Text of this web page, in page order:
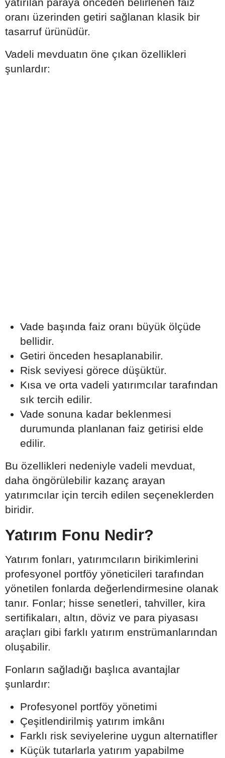
oranı üzerinden getiri sağlanan klasik bir
tasarruf ürünüdür.
Vadeli mevduatın öne çıkan özellikleri
şunlardır:
Vade başında faiz oranı büyük ölçüde
bellidir.
Getiri önceden hesaplanabilir.
Risk seviyesi görece düşüktür.
Kısa ve orta vadeli yatırımcılar tarafından
sık tercih edilir.
Vade sonuna kadar beklenmesi
durumunda planlanan faiz getirisi elde
edilir.
Bu özellikleri nedeniyle vadeli mevduat,
daha öngörülebilir kazanç arayan
yatırımcılar için tercih edilen seçeneklerden
biridir.
Yatırım Fonu Nedir?
Yatırım fonları, yatırımcıların birikimlerini
profesyonel portföy yöneticileri tarafından
yönetilen fonlarda değerlendirmesine olanak
tanır. Fonlar; hisse senetleri, tahviller, kira
sertifikaları, altın, döviz ve para piyasası
araçları gibi farklı yatırım enstrümanlarından
oluşabilir.
Fonların sağladığı başlıca avantajlar
şunlardır:
Profesyonel portföy yönetimi
Çeşitlendirilmiş yatırım imkânı
Farklı risk seviyelerine uygun alternatifler
Küçük tutarlarla yatırım yapabilme